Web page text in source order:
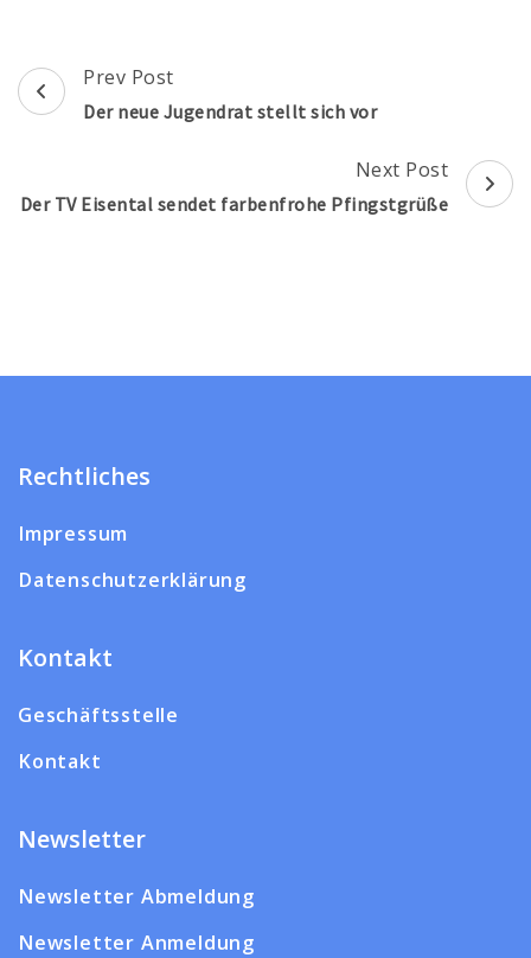
Post
Navigation
Prev Post
Der neue Jugendrat stellt sich vor
Next Post
Der TV Eisental sendet farbenfrohe Pfingstgrüße
Rechtliches
Impressum
Datenschutzerklärung
Kontakt
Geschäftsstelle
Kontakt
Newsletter
Newsletter Abmeldung
Newsletter Anmeldung